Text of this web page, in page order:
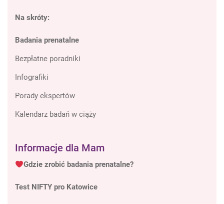
Na skróty:
Badania prenatalne
Bezpłatne poradniki
Infografiki
Porady ekspertów
Kalendarz badań w ciąży
Informacje dla Mam
Gdzie zrobić badania prenatalne?
Test NIFTY pro Katowice